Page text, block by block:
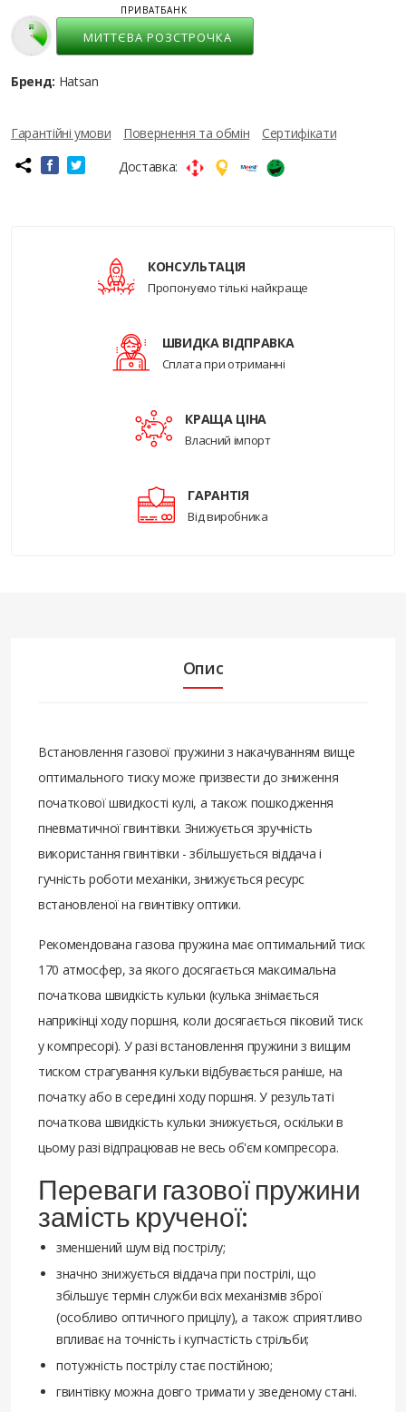
МИТТЄВА РОЗСТРОЧКА
ПРИВАТБАНК
Бренд: Hatsan
Гарантійні умови Повернення та обмін
Сертифікати
Доставка:
КОНСУЛЬТАЦІЯ
Пропонуємо тількі найкраще
ШВИДКА ВІДПРАВКА
Сплата при отриманні
КРАЩА ЦІНА
Власний імпорт
ГАРАНТІЯ
Від виробника
Опис
Встановлення газової пружини з накачуванням вище
оптимального тиску може призвести до зниження
початкової швидкості кулі, а також пошкодження
пневматичної гвинтівки. Знижується зручність
використання гвинтівки - збільшується віддача і
гучність роботи механіки, знижується ресурс
встановленої на гвинтівку оптики.
Рекомендована газова пружина має оптимальний тиск
170 атмосфер, за якого досягається максимальна
початкова швидкість кульки (кулька знімається
наприкінці ходу поршня, коли досягається піковий тиск
у компресорі). У разі встановлення пружини з вищим
тиском страгування кульки відбувається раніше, на
початку або в середині ходу поршня. У результаті
початкова швидкість кульки знижується, оскільки в
цьому разі відпрацював не весь об'єм компресора.
Переваги газової пружини
замість крученої:
зменшений шум від пострілу;
значно знижується віддача при пострілі, що
збільшує термін служби всіх механізмів зброї
(особливо оптичного прицілу), а також сприятливо
впливає на точність і купчастість стрільби;
потужність пострілу стає постійною;
гвинтівку можна довго тримати у зведеному стані.